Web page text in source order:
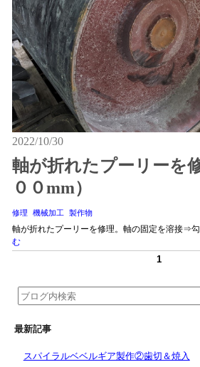
2022/10/30
軸が折れたプーリーを
００mm）
修理 機械加工 製作物
軸が折れたプーリーを修理。軸の固定を溶接⇒勾
む
1
最新記事
スパイラルベベルギア製作②歯切＆焼入